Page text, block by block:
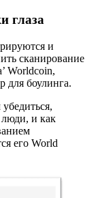
глаза
и
сканирование
Worldcoin,
для боулинга.
люди, и как
его World